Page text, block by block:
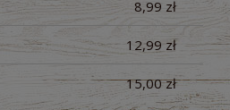
8,99 zł
12,99 zł
15,00 zł